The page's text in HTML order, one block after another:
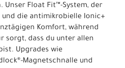
Float Fit™-System, der
die antimikrobielle Ionic+
Komfort, während
sorgt, dass du unter allen
Upgrades wie
Magnetschnalle und